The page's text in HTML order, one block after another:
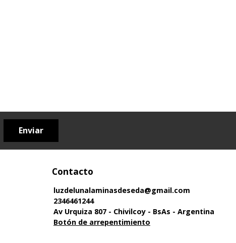
Enviar
Contacto
luzdelunalaminasdeseda@gmail.com
2346461244
Av Urquiza 807 - Chivilcoy - BsAs - Argentina
Botón de arrepentimiento